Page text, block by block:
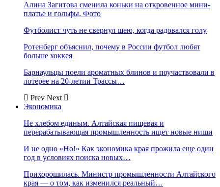
Алина Загитова сменила коньки на откровенное мини-
платье и гольфы. Фото
Футболист чуть не свернул шею, когда радовался голу
Ротенберг объяснил, почему в России футбол любят
больше хоккея
Барнаульцы поели ароматных блинов и поучаствовали в
лотерее на 20-летии Трассы…
Prev Next
Экономика
Не хлебом единым. Алтайская пищевая и
перерабатывающая промышленность ищет новые ниши
И не одно «Но!» Как экономика края прожила еще один
год в условиях поиска новых…
Прихорошилась. Министр промышленности Алтайского
края — о том, как изменился реальный…